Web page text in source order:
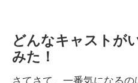
どんなキャストが
みた！
さてさて、一番気になる